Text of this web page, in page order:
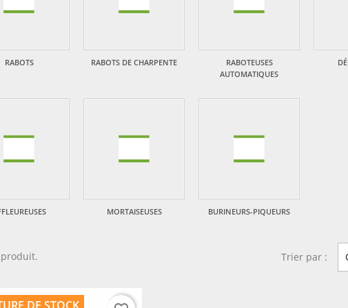
RABOTS RABOTS DE CHARPENTE
RABOTEUSES
AUTOMATIQUES
MORTAISEUSES BURINEURS-PIQUEURS
Trier par :